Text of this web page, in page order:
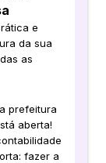
e
da sua
as
prefeitura
aberta!
fazer a